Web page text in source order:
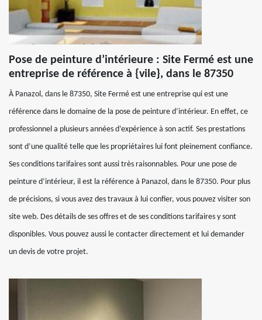
Pose de peinture d’intérieure : Site Fermé est une
entreprise de référence à {vile}, dans le 87350
À Panazol, dans le 87350, Site Fermé est une entreprise qui est une
référence dans le domaine de la pose de peinture d’intérieur. En effet, ce
professionnel a plusieurs années d’expérience à son actif. Ses prestations
sont d’une qualité telle que les propriétaires lui font pleinement confiance.
Ses conditions tarifaires sont aussi très raisonnables. Pour une pose de
peinture d’intérieur, il est la référence à Panazol, dans le 87350. Pour plus
de précisions, si vous avez des travaux à lui confier, vous pouvez visiter son
site web. Des détails de ses offres et de ses conditions tarifaires y sont
disponibles. Vous pouvez aussi le contacter directement et lui demander
un devis de votre projet.